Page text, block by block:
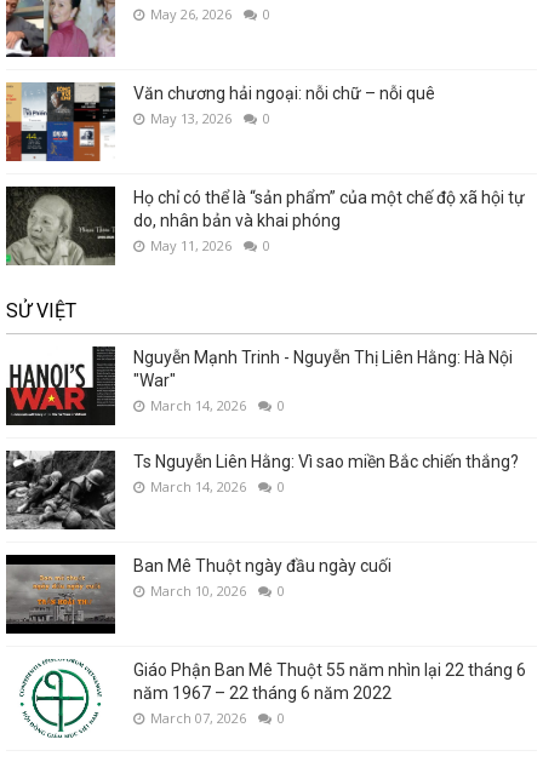
May 26, 2026 0
Văn chương hải ngoại: nỗi chữ – nỗi quê
May 13, 2026 0
Họ chỉ có thể là “sản phẩm” của một chế độ xã hội tự
do, nhân bản và khai phóng
May 11, 2026 0
SỬ VIỆT
Nguyễn Mạnh Trinh - Nguyễn Thị Liên Hằng: Hà Nội
"War"
March 14, 2026 0
Ts Nguyễn Liên Hằng: Vì sao miền Bắc chiến thắng?
March 14, 2026 0
Ban Mê Thuột ngày đầu ngày cuối
March 10, 2026 0
Giáo Phận Ban Mê Thuột 55 năm nhìn lại 22 tháng 6
năm 1967 – 22 tháng 6 năm 2022
March 07, 2026 0